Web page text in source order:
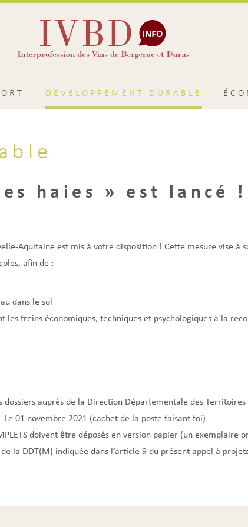
DÉVELOPPEMENT DURABLE
haies » est lancé !
Aquitaine est mis à votre disposition ! Cette mesure vise
afin de :
dans le sol
freins économiques, techniques et psychologiques à la
dossiers auprès de la Direction Départementale des
Le 01 novembre 2021 (cachet de la poste faisant foi)
doivent être déposés en version papier (un exemplaire
de la DDT(M) indiquée dans l’article 9 du présent appel à